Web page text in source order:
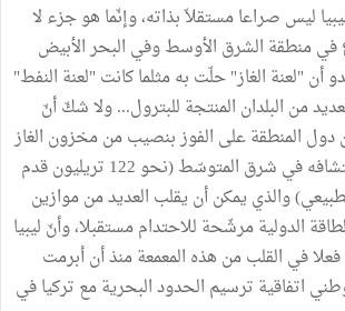
ليس صراعا مستقلاّ بذاته، وإنّما هو جزء لا
في منطقة الشرق الأوسط وفي البحر الأبيض
أن "لعنة الغاز" حلّت به مثلما كانت "لعنة النفط"
من البلدان المنتجة للبترول... ولا شكّ أنّ
دول المنطقة على الفوز بنصيب من مخزون الغاز
الهائل الذي تمّ اكتشافه في شرق المتوسّط (نحو 122 تريليون قدم
والذي يمكن أن يقلب العديد من موازين
الدولية مرشّحة للاحتدام مستقبلا، وأنّ ليبيا
في القلب من هذه المعمعة منذ أن أبرمت
اتفاقية ترسيم الحدود البحرية مع تركيا في